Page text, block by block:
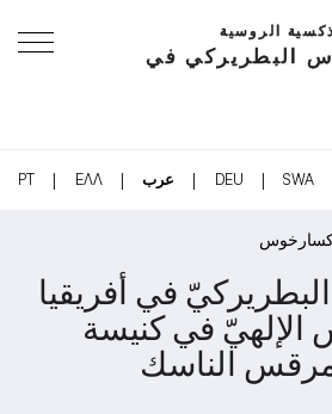
الروسية
البطريركي في
SWA
|
DEU
| عرب |
ΕΛΛ
|
PT
في أفريقيا
الإلهيّ في كنيسة
مرقس الناسك